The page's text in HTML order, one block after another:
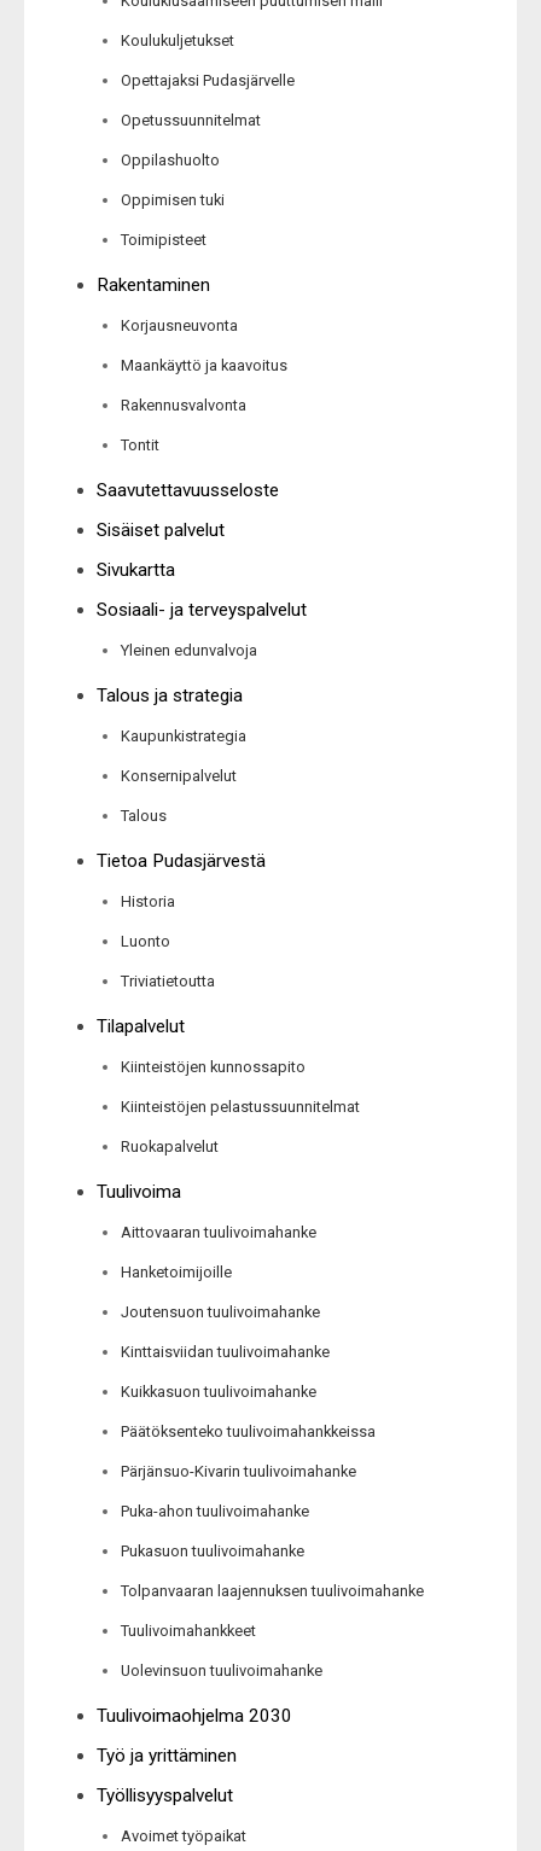
Koulukuljetukset
Opettajaksi Pudasjärvelle
Opetussuunnitelmat
Oppilashuolto
Oppimisen tuki
Toimipisteet
Rakentaminen
Korjausneuvonta
Maankäyttö ja kaavoitus
Rakennusvalvonta
Tontit
Saavutettavuusseloste
Sisäiset palvelut
Sivukartta
Sosiaali- ja terveyspalvelut
Yleinen edunvalvoja
Talous ja strategia
Kaupunkistrategia
Konsernipalvelut
Talous
Tietoa Pudasjärvestä
Historia
Luonto
Triviatietoutta
Tilapalvelut
Kiinteistöjen kunnossapito
Kiinteistöjen pelastussuunnitelmat
Ruokapalvelut
Tuulivoima
Aittovaaran tuulivoimahanke
Hanketoimijoille
Joutensuon tuulivoimahanke
Kinttaisviidan tuulivoimahanke
Kuikkasuon tuulivoimahanke
Päätöksenteko tuulivoimahankkeissa
Pärjänsuo-Kivarin tuulivoimahanke
Puka-ahon tuulivoimahanke
Pukasuon tuulivoimahanke
Tolpanvaaran laajennuksen tuulivoimahanke
Tuulivoimahankkeet
Uolevinsuon tuulivoimahanke
Tuulivoimaohjelma 2030
Työ ja yrittäminen
Työllisyyspalvelut
Avoimet työpaikat